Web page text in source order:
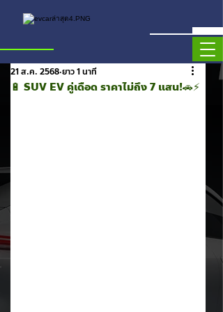
🔋 SUV EV คู่เดือด ราคาไม่ถึง 7 แสน!🚗⚡️
21 ส.ค. 2568 ยาว 1 นาที